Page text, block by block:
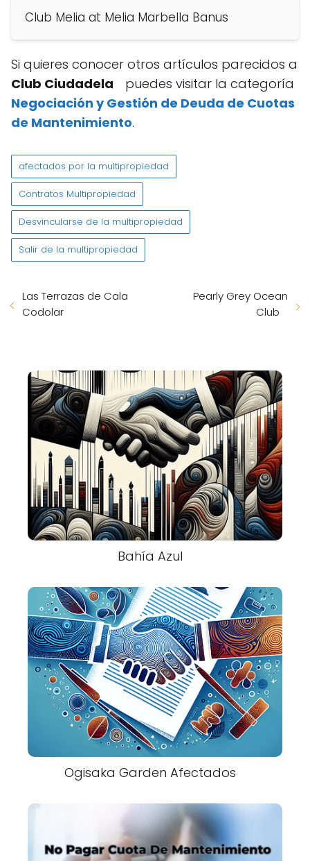
Club Melia at Melia Marbella Banus
Si quieres conocer otros artículos parecidos a
Club Ciudadela
puedes visitar la categoría
Negociación y Gestión de Deuda de Cuotas
de Mantenimiento.
afectados por la multipropiedad
Contratos Multipropiedad
Desvincularse de la multipropiedad
Salir de la multipropiedad
Las Terrazas de Cala
Codolar
Pearly Grey Ocean
Club
Bahía Azul
Ogisaka Garden Afectados